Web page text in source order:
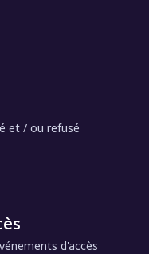
et / ou refusé
d'accès